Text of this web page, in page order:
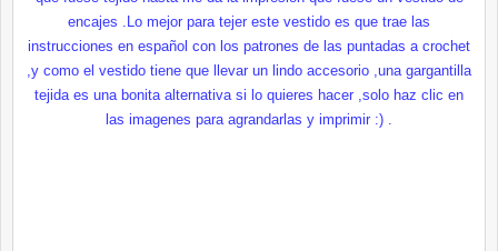
encajes .Lo mejor para tejer este vestido es que trae las
instrucciones en español con los patrones de las puntadas a crochet
,y como el vestido tiene que llevar un lindo accesorio ,una gargantilla
tejida es una bonita alternativa si lo quieres hacer ,solo haz clic en
las imagenes para agrandarlas y imprimir :) .